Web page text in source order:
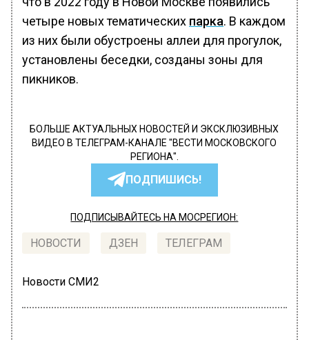
четыре новых тематических парка. В каждом
из них были обустроены аллеи для прогулок,
установлены беседки, созданы зоны для
пикников.
БОЛЬШЕ АКТУАЛЬНЫХ НОВОСТЕЙ И ЭКСКЛЮЗИВНЫХ
ВИДЕО В ТЕЛЕГРАМ-КАНАЛЕ "ВЕСТИ МОСКОВСКОГО
РЕГИОНА".
ПОДПИШИСЬ!
ПОДПИСЫВАЙТЕСЬ НА МОСРЕГИОН:
НОВОСТИ ДЗЕН ТЕЛЕГРАМ
Новости СМИ2